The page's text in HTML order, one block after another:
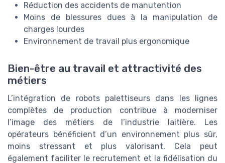
Réduction des accidents de manutention
Moins de blessures dues à la manipulation de
charges lourdes
Environnement de travail plus ergonomique
Bien-être au travail et attractivité des
métiers
L’intégration de robots palettiseurs dans les lignes
complètes de production contribue à moderniser
l’image des métiers de l’industrie laitière. Les
opérateurs bénéficient d’un environnement plus sûr,
moins stressant et plus valorisant. Cela peut
également faciliter le recrutement et la fidélisation du